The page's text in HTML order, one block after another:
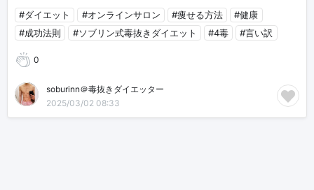
#ダイエット #オンラインサロン #痩せる方法
#健康
#成功法則
#ソブリン式毒抜きダイエット #4毒 #言い訳
0
soburinn＠毒抜きダイエッター
2025/03/02 08:33